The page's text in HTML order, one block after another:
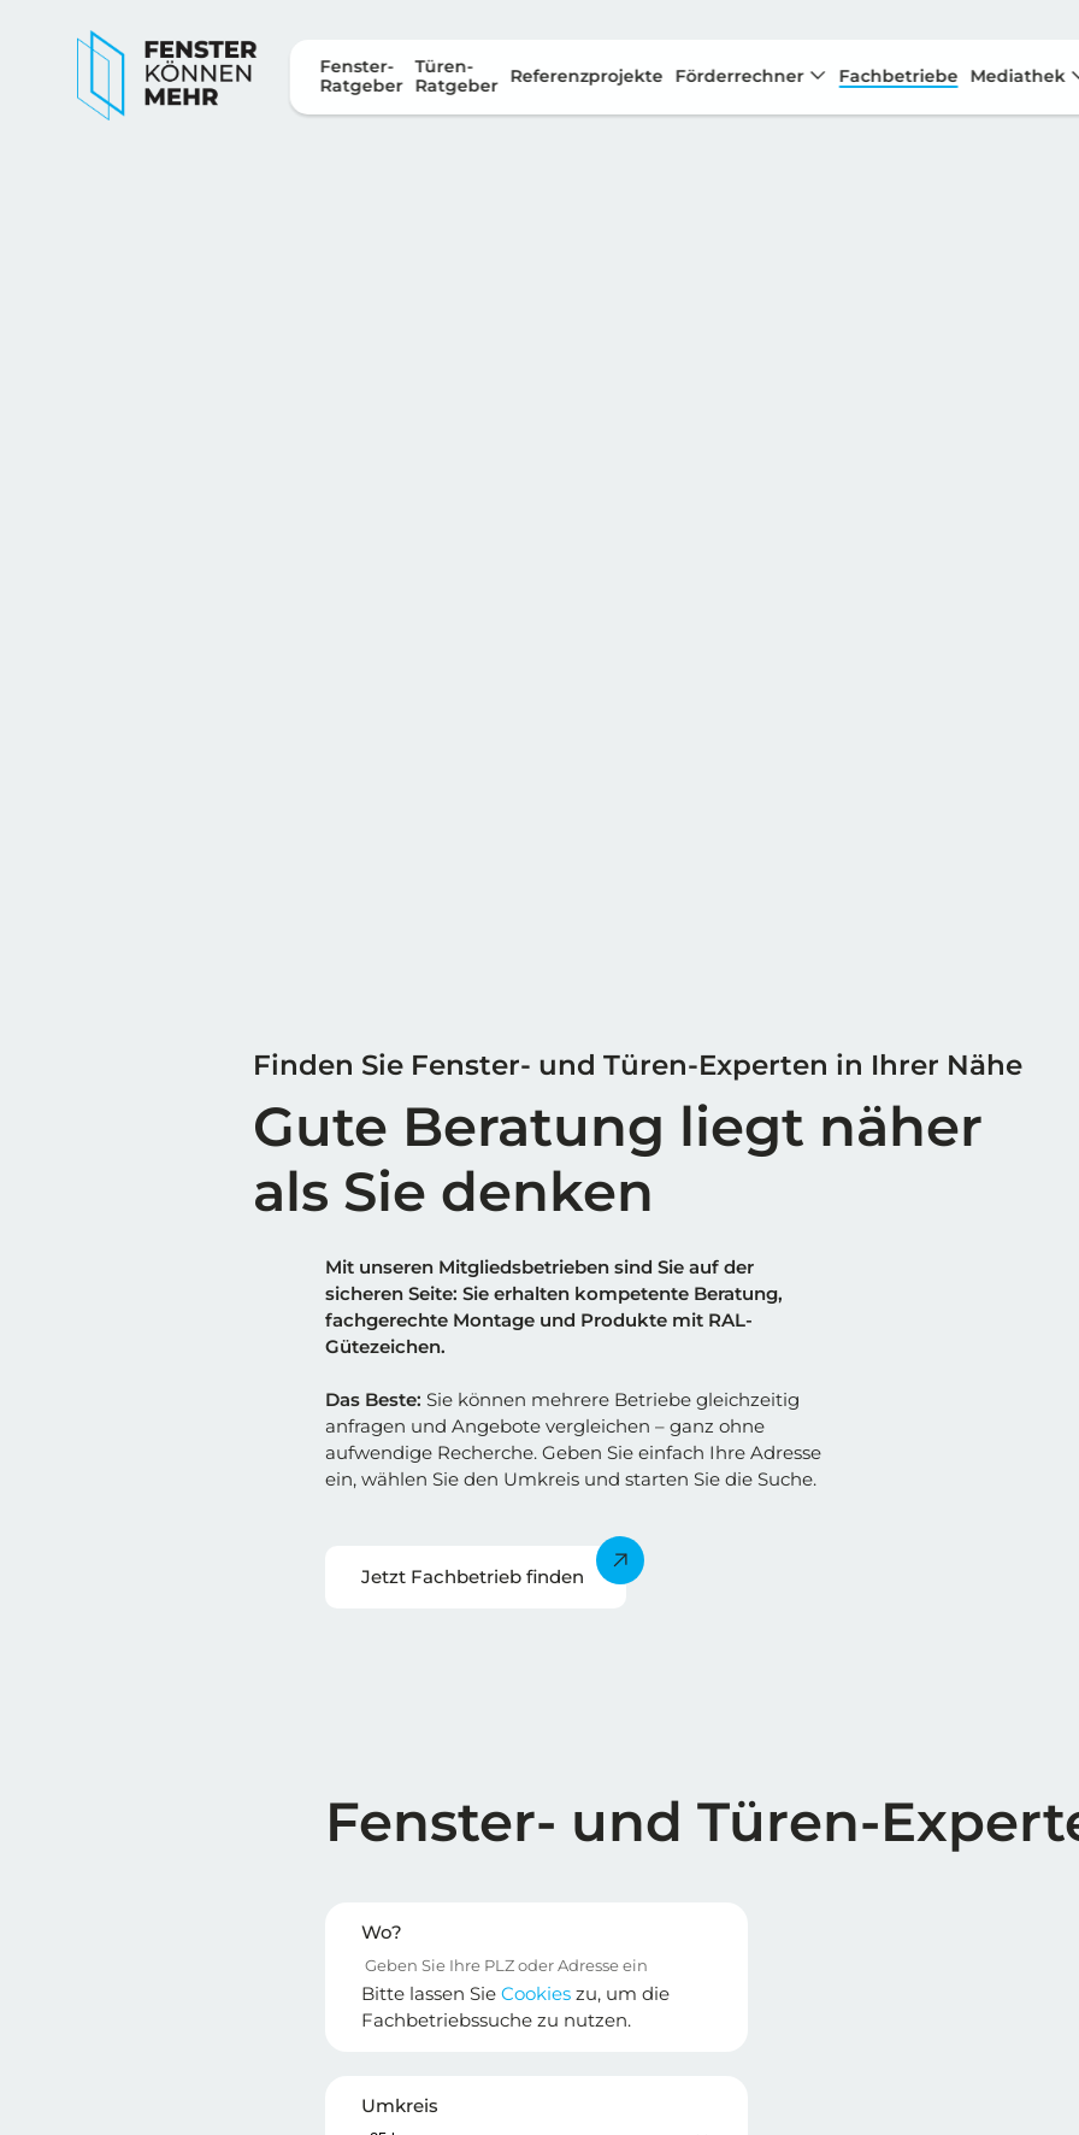
Fenster-
Ratgeber
Türen-
Ratgeber
Referenzprojekte Förderrechner Fachbetriebe Mediathek
Finden Sie Fenster- und Türen-Experten in Ihrer Nähe
Gute Beratung liegt näher
als Sie denken
Mit unseren Mitgliedsbetrieben sind Sie auf der
sicheren Seite: Sie erhalten kompetente Beratung,
fachgerechte Montage und Produkte mit RAL-
Gütezeichen.
Das Beste: Sie können mehrere Betriebe gleichzeitig
anfragen und Angebote vergleichen – ganz ohne
aufwendige Recherche. Geben Sie einfach Ihre Adresse
ein, wählen Sie den Umkreis und starten Sie die Suche.
Jetzt Fachbetrieb finden
Fenster- und Türen-
Wo?
Bitte lassen Sie Cookies zu, um die
Fachbetriebssuche zu nutzen.
Umkreis